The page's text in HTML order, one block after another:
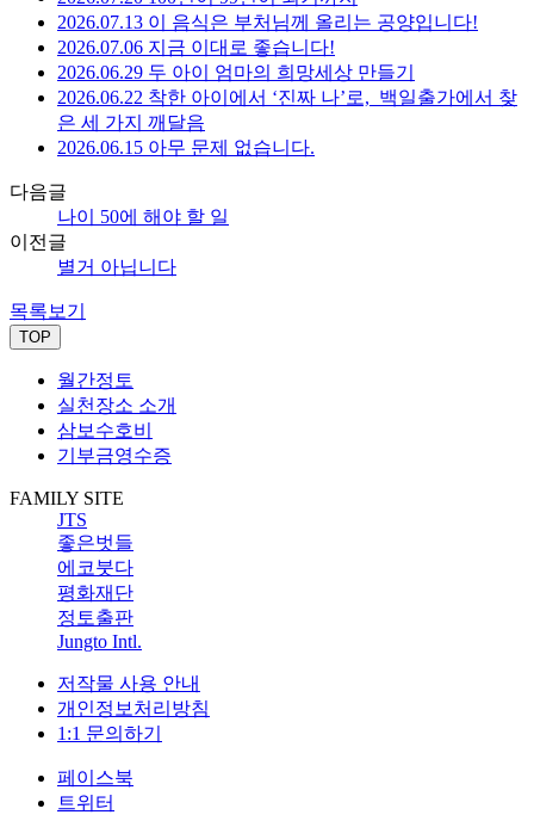
2026.07.13 이 음식은 부처님께 올리는 공양입니다!
2026.07.06 지금 이대로 좋습니다!
2026.06.29 두 아이 엄마의 희망세상 만들기
2026.06.22 착한 아이에서 ‘진짜 나’로,_백일출가에서 찾
은 세 가지 깨달음
2026.06.15 아무 문제 없습니다.
다음글
나이 50에 해야 할 일
이전글
별거 아닙니다
목록보기
TOP
월간정토
실천장소 소개
삼보수호비
기부금영수증
FAMILY SITE
JTS
좋은벗들
에코붓다
평화재단
정토출판
Jungto Intl.
저작물 사용 안내
개인정보처리방침
1:1 문의하기
페이스북
트위터